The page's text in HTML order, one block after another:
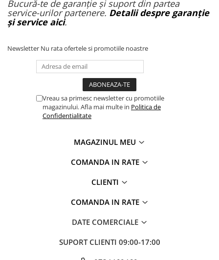
Bucură-te de garanție și suport din partea
service-urilor partenere. Detalii despre garanție
și service aici.
Newsletter Nu rata ofertele si promotiile noastre
Vreau sa primesc newsletter cu promotiile
magazinului. Afla mai multe in Politica de
Confidentialitate
MAGAZINUL MEU
COMANDA IN RATE
CLIENTI
COMANDA IN RATE
DATE COMERCIALE
SUPORT CLIENTI 09:00-17:00